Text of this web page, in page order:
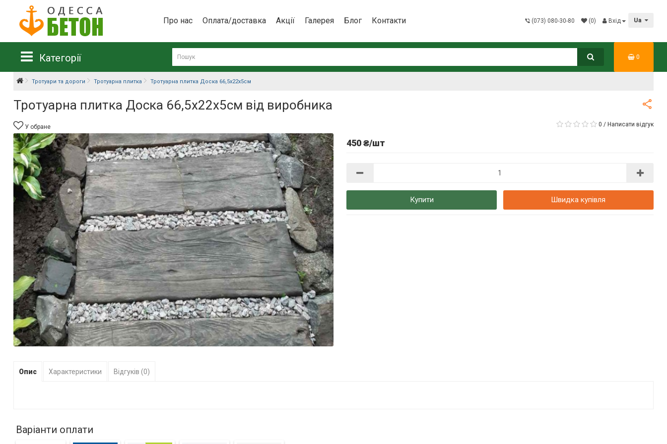
Про нас Оплата/доставка Акції Галерея Блог Контакти (073) 080-30-80 (0) Вхід Ua
Категорії 0
Тротуари та дороги Тротуарна плитка Тротуарна плитка Доска 66,5х22х5см
Тротуарна плитка Доска 66,5х22х5см від виробника
У обране 0 / Написати відгук
450 ₴/шт
Купити Швидка купівля
Опис Характеристики Відгуків (0)
Варіанти оплати